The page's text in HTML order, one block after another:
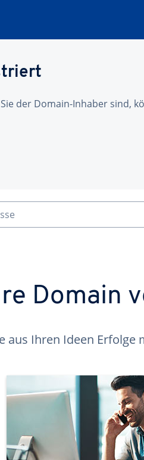
der Domain-Inhaber sind,
Domain
aus Ihren Ideen Erfolge